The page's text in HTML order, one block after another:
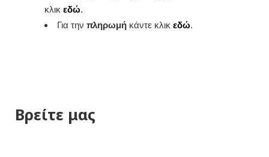
κλικ εδώ.
Για την πληρωμή κάντε κλικ εδώ.
Βρείτε μας